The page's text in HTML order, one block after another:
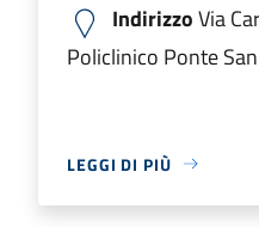
IndirizzoVia
Policlinico Ponte
LEGGI DI PIÙ